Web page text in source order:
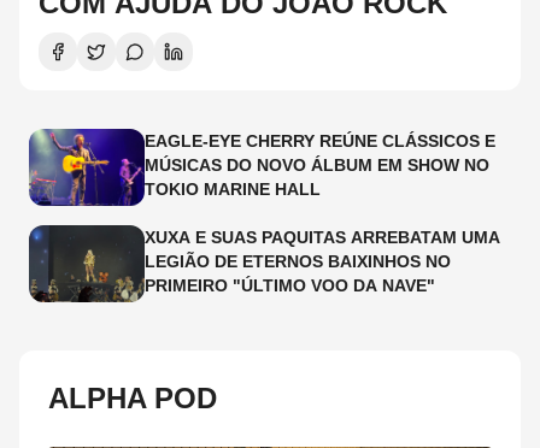
EAGLE-EYE CHERRY REÚNE CLÁSSICOS E
MÚSICAS DO NOVO ÁLBUM EM SHOW NO
TOKIO MARINE HALL
XUXA E SUAS PAQUITAS ARREBATAM UMA
LEGIÃO DE ETERNOS BAIXINHOS NO
PRIMEIRO "ÚLTIMO VOO DA NAVE"
ALPHA POD